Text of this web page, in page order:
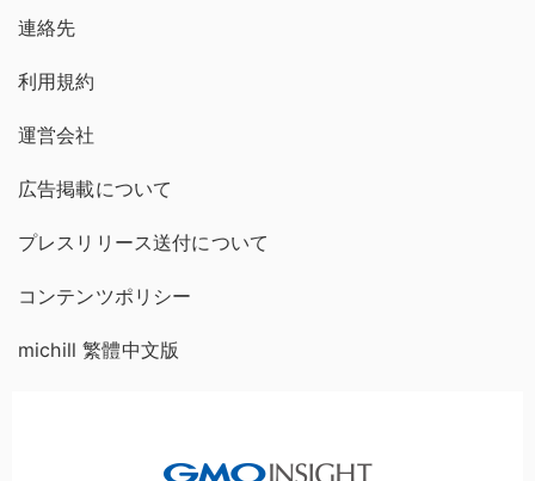
連絡先
利用規約
運営会社
広告掲載について
プレスリリース送付について
コンテンツポリシー
michill 繁體中文版